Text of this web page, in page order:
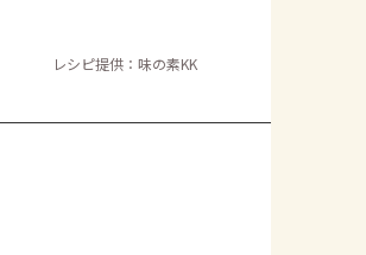
レシピ提供：味の素KK